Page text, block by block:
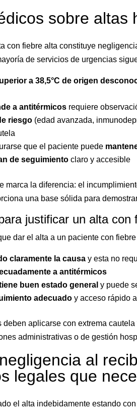
sobre altas
con fiebre alta constituye
de servicios de urgencias
a 38,5°C de origen
a antitérmicos requiere
riesgo (edad avanzada,
que el paciente puede
de seguimiento claro y accesible
marca la diferencia: el
una base sólida para
justificar un alta con
dar el alta a un paciente con
claramente la causa y esta no
a antitérmicos
buen estado general y puede
adecuado y acceso rápido
deben aplicarse con extrema
administrativas o de gestión
al
legales que
el alta indebidamente estando